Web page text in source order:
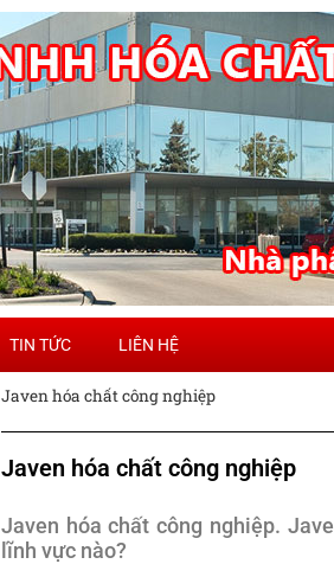
TIN TỨC LIÊN HỆ
Javen hóa chất công nghiệp
Javen hóa chất công nghiệp
Javen hóa chất công nghiệp.
lĩnh vực nào?